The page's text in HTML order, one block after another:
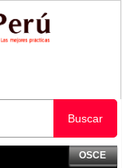
Buscar
OSCE